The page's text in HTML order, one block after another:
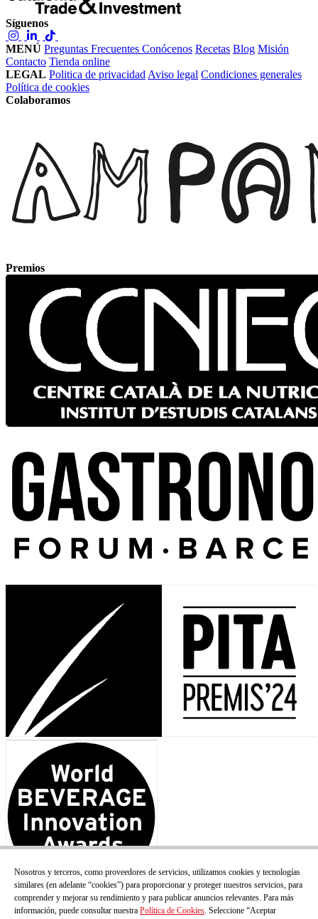
Síguenos
MENÚ Preguntas Frecuentes Conócenos Recetas Blog Misión
Contacto Tienda online
LEGAL Politica de privacidad Aviso legal Condiciones generales
Política de cookies
Colaboramos
Premios
Nosotros y terceros, como proveedores de servicios, utilizamos cookies y tecnologías
similares (en adelante “cookies”) para proporcionar y proteger nuestros servicios, para
comprender y mejorar su rendimiento y para publicar anuncios relevantes. Para más
información, puede consultar nuestra Política de Cookies. Seleccione “Aceptar